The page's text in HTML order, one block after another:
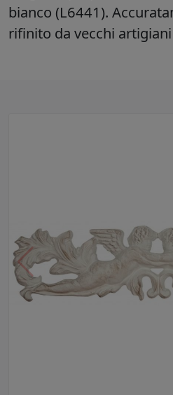
bianco (L6441).
rifinito da vecchi